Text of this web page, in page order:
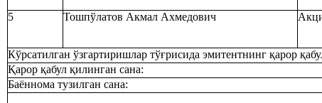
5 Тошпўлатов Акмал Ахмедович
Кўрсатилган ўзгартиришлар тўғрисида эмитентнинг қарор
Қарор қабул қилинган сана:
Баённома тузилган сана: